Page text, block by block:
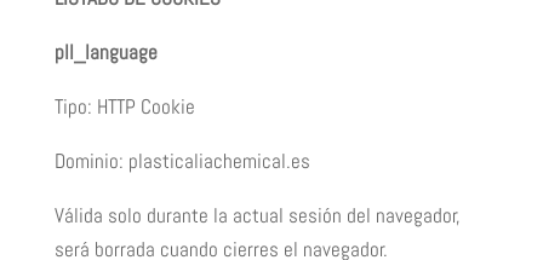
pll_language
Tipo: HTTP Cookie
Dominio: plasticaliachemical.es
Válida solo durante la actual sesión del navegador,
será borrada cuando cierres el navegador.